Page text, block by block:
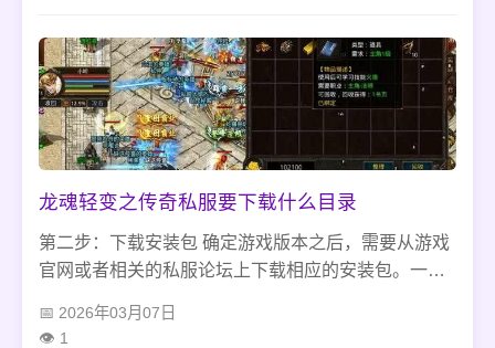
龙魂轻变之传奇私服要下载什么目录
第二步：下载安装包 确定游戏版本之后，需要从游戏
官网或者相关的私服论坛上下载相应的安装包。一般
要注意的是，在复制数据库之前，需要对其进行备
2026年03月07日
1